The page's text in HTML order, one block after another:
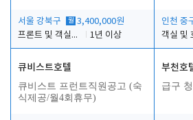
서울 강북구 월 3,400,000원
프론트 및 객실관리
1년 이상
인천 중
객실 및
큐비스트호텔
큐비스트 프런트직원공고 (숙
식제공/월4회휴무)
부천호
급구